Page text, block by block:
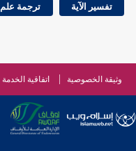
تفسير الآية ترجمة علم
وثيقة الخصوصية اتفاقية الخدمة